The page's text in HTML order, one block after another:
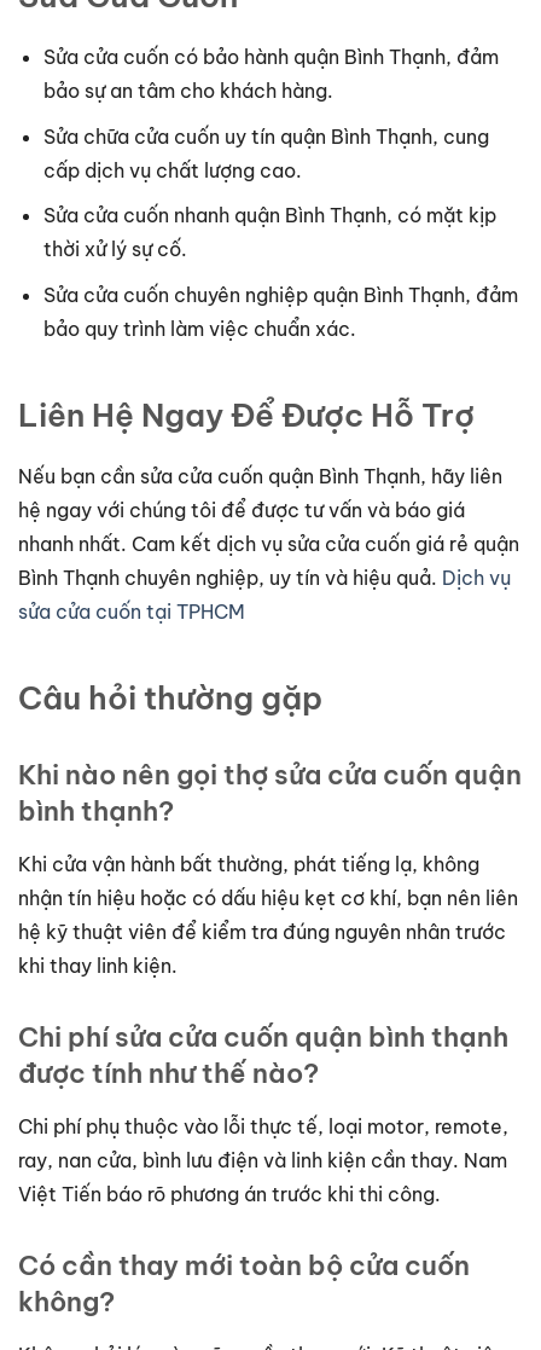
Sửa cửa cuốn có bảo hành quận Bình Thạnh, đảm
bảo sự an tâm cho khách hàng.
Sửa chữa cửa cuốn uy tín quận Bình Thạnh, cung
cấp dịch vụ chất lượng cao.
Sửa cửa cuốn nhanh quận Bình Thạnh, có mặt kịp
thời xử lý sự cố.
Sửa cửa cuốn chuyên nghiệp quận Bình Thạnh, đảm
bảo quy trình làm việc chuẩn xác.
Liên Hệ Ngay Để Được Hỗ Trợ
Nếu bạn cần sửa cửa cuốn quận Bình Thạnh, hãy liên
hệ ngay với chúng tôi để được tư vấn và báo giá
nhanh nhất. Cam kết dịch vụ sửa cửa cuốn giá rẻ quận
Bình Thạnh chuyên nghiệp, uy tín và hiệu quả. Dịch vụ
sửa cửa cuốn tại TPHCM
Câu hỏi thường gặp
Khi nào nên gọi thợ sửa cửa cuốn quận
bình thạnh?
Khi cửa vận hành bất thường, phát tiếng lạ, không
nhận tín hiệu hoặc có dấu hiệu kẹt cơ khí, bạn nên liên
hệ kỹ thuật viên để kiểm tra đúng nguyên nhân trước
khi thay linh kiện.
Chi phí sửa cửa cuốn quận bình thạnh
được tính như thế nào?
Chi phí phụ thuộc vào lỗi thực tế, loại motor, remote,
ray, nan cửa, bình lưu điện và linh kiện cần thay. Nam
Việt Tiến báo rõ phương án trước khi thi công.
Có cần thay mới toàn bộ cửa cuốn
không?